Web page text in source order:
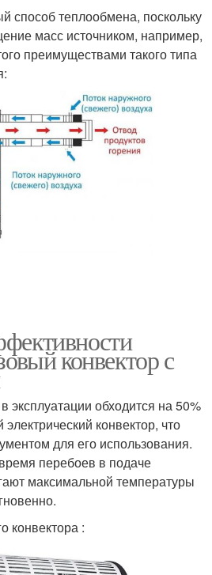
способ теплообмена, поскольку
масс источником, например,
преимуществами такого типа
конвектор с
эксплуатации обходится на 50%
конвектор, что
для его использования.
перебоев в подаче
максимальной температуры
конвектора :